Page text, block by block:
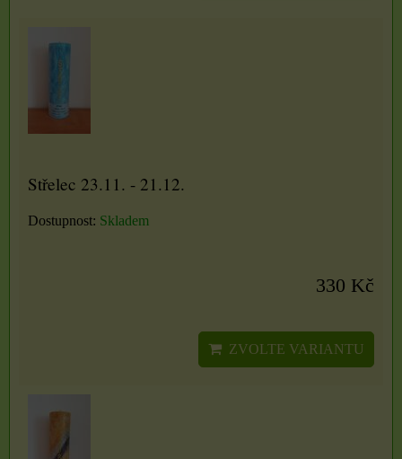
Střelec 23.11. - 21.12.
Dostupnost: Skladem
330 Kč
ZVOLTE VARIANTU